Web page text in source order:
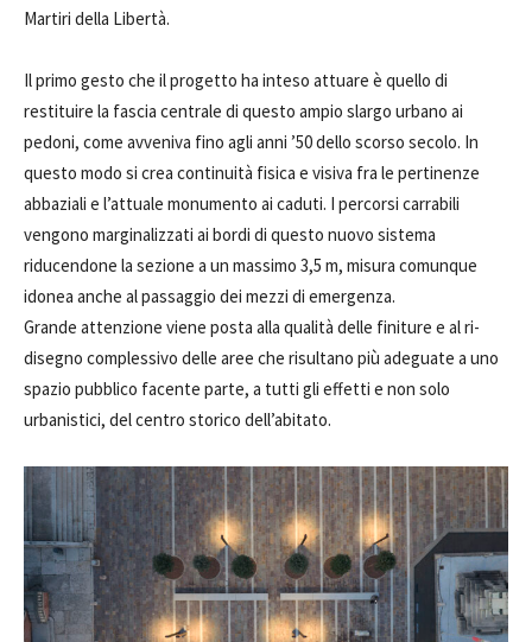
Martiri della Libertà.
Il primo gesto che il progetto ha inteso attuare è quello di
restituire la fascia centrale di questo ampio slargo urbano ai
pedoni, come avveniva fino agli anni ’50 dello scorso secolo. In
questo modo si crea continuità fisica e visiva fra le pertinenze
abbaziali e l’attuale monumento ai caduti. I percorsi carrabili
vengono marginalizzati ai bordi di questo nuovo sistema
riducendone la sezione a un massimo 3,5 m, misura comunque
idonea anche al passaggio dei mezzi di emergenza.
Grande attenzione viene posta alla qualità delle finiture e al ri-
disegno complessivo delle aree che risultano più adeguate a uno
spazio pubblico facente parte, a tutti gli effetti e non solo
urbanistici, del centro storico dell’abitato.